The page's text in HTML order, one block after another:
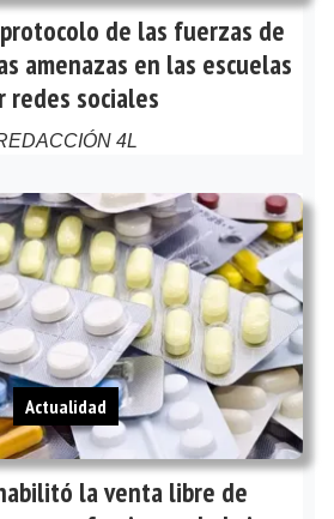
de las fuerzas de
amenazas en las escuelas
redes sociales
4L
la venta libre de
Actualidad